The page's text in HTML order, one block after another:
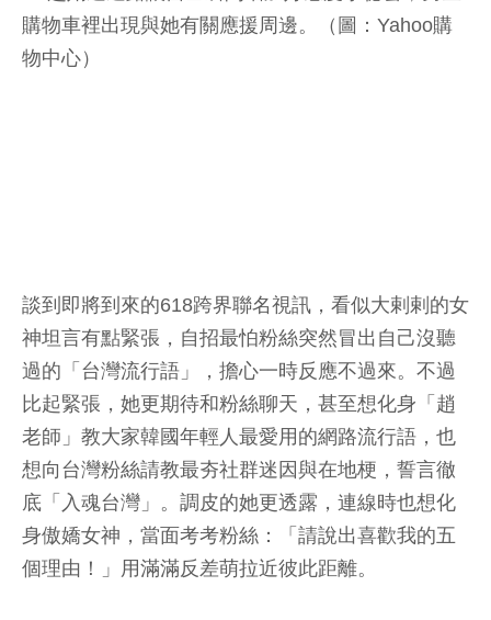
購物車裡出現與她有關應援周邊。（圖：Yahoo購
物中心）
談到即將到來的618跨界聯名視訊，看似大剌剌的女
神坦言有點緊張，自招最怕粉絲突然冒出自己沒聽
過的「台灣流行語」，擔心一時反應不過來。不過
比起緊張，她更期待和粉絲聊天，甚至想化身「趙
老師」教大家韓國年輕人最愛用的網路流行語，也
想向台灣粉絲請教最夯社群迷因與在地梗，誓言徹
底「入魂台灣」。調皮的她更透露，連線時也想化
身傲嬌女神，當面考考粉絲：「請說出喜歡我的五
個理由！」用滿滿反差萌拉近彼此距離。